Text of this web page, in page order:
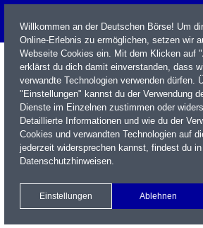
Name / WKN / ISIN / Kürzel
Xetra Realtime
Watchlist Portfolio
Willkommen an der Deutschen Börse! Um
Online-Erlebnis zu ermöglichen, setzen wir
Webseite Cookies ein. Mit dem Klicken auf
erklärst du dich damit einverstanden, dass
verwandte Technologien verwenden dürfen.
"Einstellungen" kannst du der Verwendung
Dienste im Einzelnen zustimmen oder
Detaillierte Informationen und wie du der
Cookies und verwandten Technologien auf
jederzeit widersprechen kannst, findest du
Datenschutzhinweisen.
Einstellungen Ablehnen